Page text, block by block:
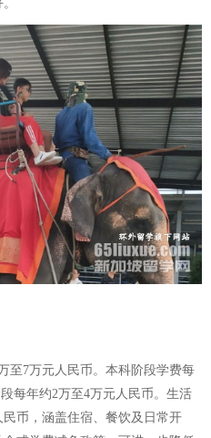
至7万元人民币。本科阶段学费每
每年约2万至4万元人民币。生活
民币，涵盖住宿、餐饮及日常开